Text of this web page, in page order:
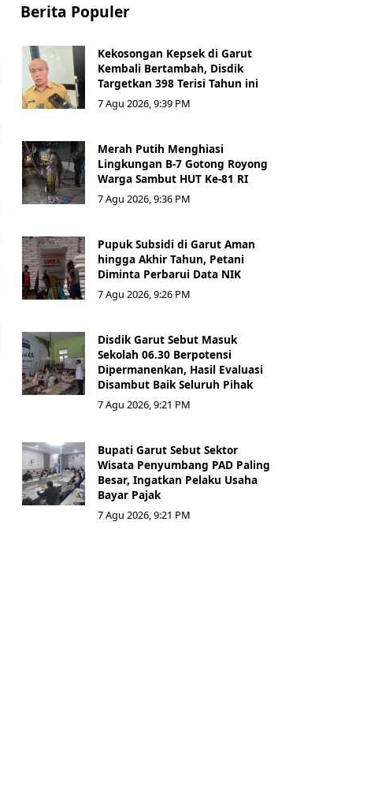
Berita Populer
Kekosongan Kepsek di Garut
Kembali Bertambah, Disdik
Targetkan 398 Terisi Tahun ini
7 Agu 2026, 9:39 PM
Merah Putih Menghiasi
Lingkungan B-7 Gotong Royong
Warga Sambut HUT Ke-81 RI
7 Agu 2026, 9:36 PM
Pupuk Subsidi di Garut Aman
hingga Akhir Tahun, Petani
Diminta Perbarui Data NIK
7 Agu 2026, 9:26 PM
Disdik Garut Sebut Masuk
Sekolah 06.30 Berpotensi
Dipermanenkan, Hasil Evaluasi
Disambut Baik Seluruh Pihak
7 Agu 2026, 9:21 PM
Bupati Garut Sebut Sektor
Wisata Penyumbang PAD Paling
Besar, Ingatkan Pelaku Usaha
Bayar Pajak
7 Agu 2026, 9:21 PM